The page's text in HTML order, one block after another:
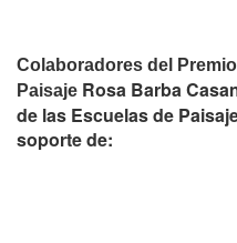
Colaboradores del
Paisaje Rosa Barba
de las Escuelas de
soporte de: